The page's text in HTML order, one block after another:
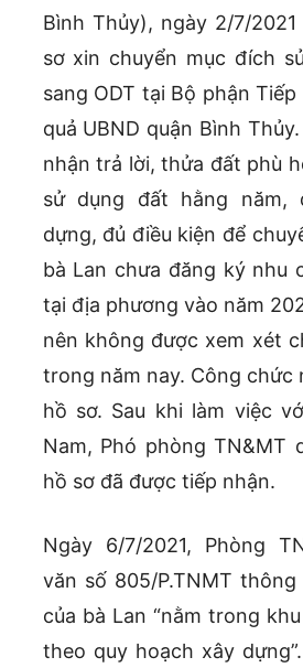
Bình Thủy), ngày 2/7/
sơ xin chuyển mục đích
sang ODT tại Bộ phận
quả UBND quận Bình
nhận trả lời, thửa đất phù
sử dụng đất hằng năm,
dựng, đủ điều kiện để
bà Lan chưa đăng ký nhu
tại địa phương vào năm
nên không được xem xét
trong năm nay. Công chức
hồ sơ. Sau khi làm việc
Nam, Phó phòng TN&MT
hồ sơ đã được tiếp nhận.
Ngày 6/7/2021, Phòng
văn số 805/P.TNMT
của bà Lan “nằm trong
theo quy hoạch xây